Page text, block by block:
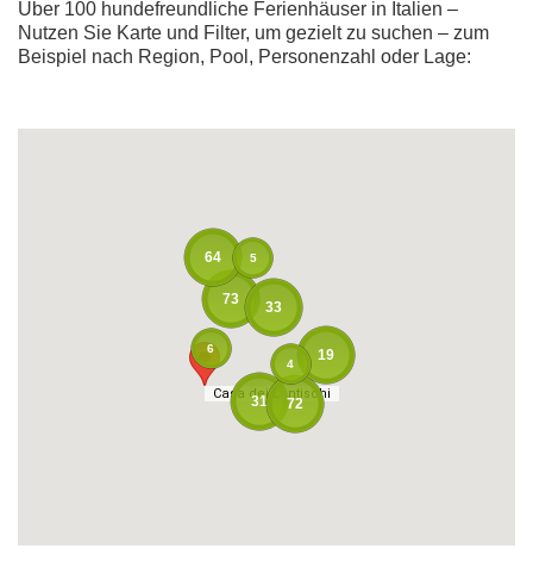
Über 100 hundefreundliche Ferienhäuser in Italien –
Nutzen Sie Karte und Filter, um gezielt zu suchen – zum
Beispiel nach Region, Pool, Personenzahl oder Lage:
Casa dei Lentischi
31
73
64
19
72
Casa dei Lentischi
33
6
5
4